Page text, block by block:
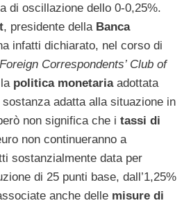
di oscillazione dello 0-0,25%.
, presidente della Banca
infatti dichiarato, nel corso di
Foreign Correspondents’ Club of
politica monetariaadottata
adatta alla situazione in
non significa che i tassi di
non continueranno a
sostanzialmente data per
di 25 punti base, dall’1,25%
anche delle misure di